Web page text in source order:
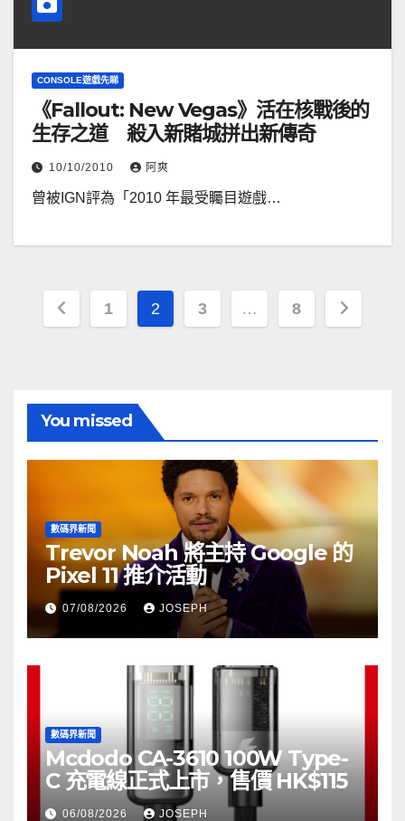
CONSOLE遊戲先睇
《Fallout: New Vegas》活在核戰後的
生存之道 殺入新賭城拼出新傳奇
10/10/2010 阿爽
曾被IGN評為「2010 年最受矚目遊戲…
文
頁
1 2 3 … 8
You missed
數碼界新聞
Trevor Noah 將主持 Google 的
Pixel 11 推介活動
07/08/2026 JOSEPH
數碼界新聞
Mcdodo CA-3610 100W Type-
C 充電線正式上市，售價 HK$115
06/08/2026 JOSEPH